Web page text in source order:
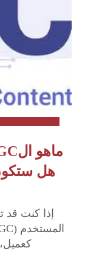
هل ستكون
إذا كنت